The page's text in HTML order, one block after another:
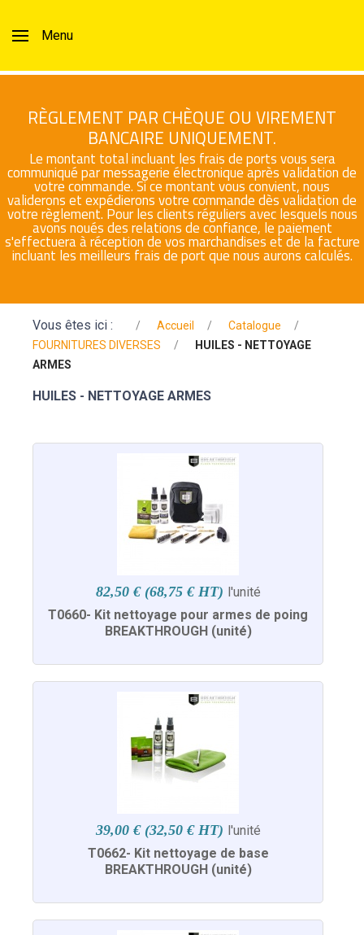
Menu
RÈGLEMENT PAR CHÈQUE OU VIREMENT
BANCAIRE UNIQUEMENT.
Le montant total incluant les frais de ports vous sera
communiqué par messagerie électronique après validation de
votre commande. Si ce montant vous convient, nous
validerons et expédierons votre commande dès validation de
votre règlement. Pour les clients réguliers avec lesquels nous
avons noués des relations de confiance, le paiement
s'effectuera à réception de vos marchandises et de la facture
incluant les meilleurs frais de port que nous aurons calculés.
Vous êtes ici : Accueil
Catalogue
FOURNITURES DIVERSES
HUILES - NETTOYAGE
ARMES
HUILES - NETTOYAGE ARMES
82,50 € (68,75 € HT) l'unité
T0660- Kit nettoyage pour armes de poing
BREAKTHROUGH (unité)
39,00 € (32,50 € HT) l'unité
T0662- Kit nettoyage de base
BREAKTHROUGH (unité)